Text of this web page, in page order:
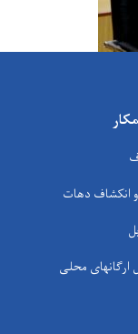
و انکشاف دهات
ارگانهای محلی